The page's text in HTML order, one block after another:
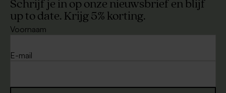
Schrijf je in op onze nieuwsbrief en blijf
up to date. Krijg 5% korting.
Voornaam
E-mail